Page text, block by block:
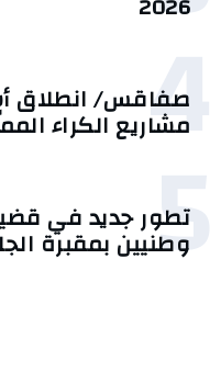
4
مشاريع الكراء
5
تطور جديد في
وطنيين بمقبرة